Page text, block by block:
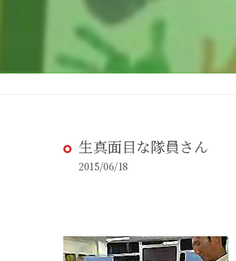
生真面目な隊員さん
2015/06/18